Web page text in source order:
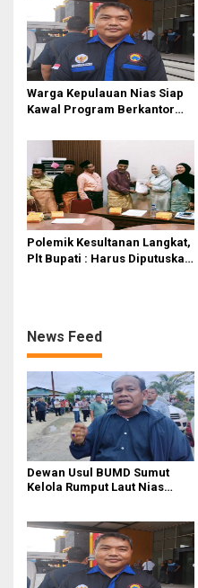
Warga Kepulauan Nias Siap
Kawal Program Berkantor
Polemik Kesultanan Langkat,
Plt Bupati : Harus Diputuskan
News Feed
Dewan Usul BUMD Sumut
Kelola Rumput Laut Nias